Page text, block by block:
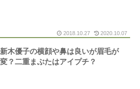
2018.10.27 2020.10.07
新木優子の横顔や鼻は良いが眉毛が
変？二重まぶたはアイプチ？